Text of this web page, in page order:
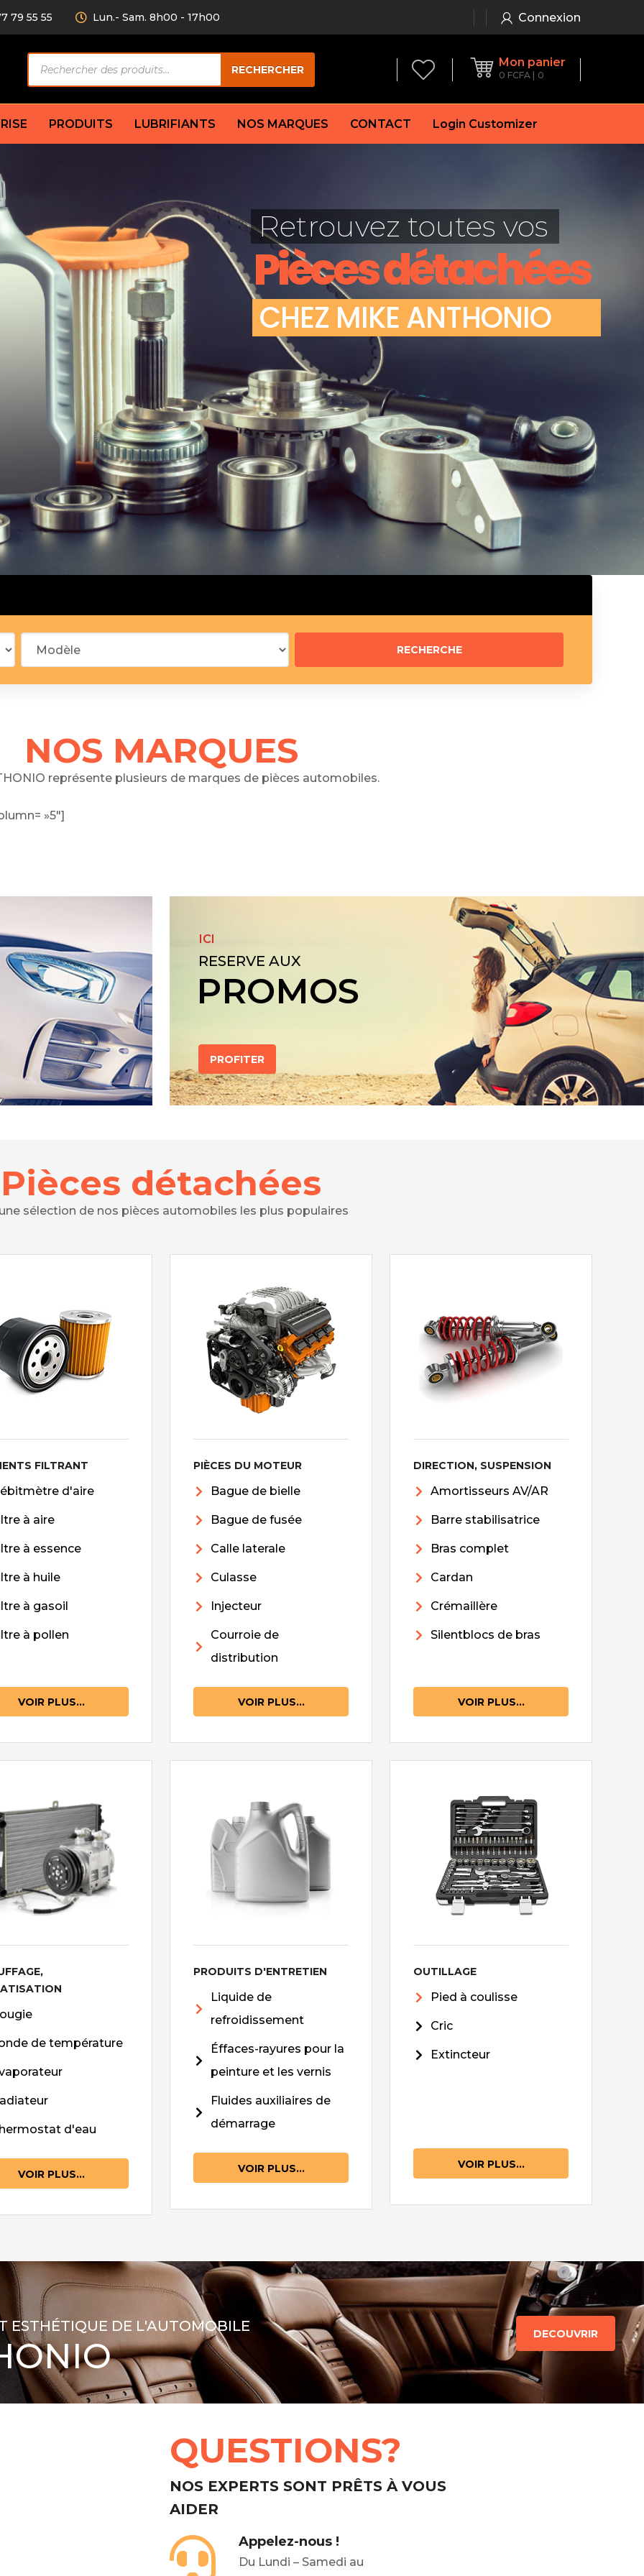
79 55 55 Lun.- Sam. 8h00 - 17h00 Connexion
de
produits
RECHERCHER
Mon panier
0 FCFA 0
AV/AR
amortisseur
Compresseur
Condenseur
Électrovanne
Évaporateur
Mano
Thermostat d’eau
Sonde de température
Garniture
Flexible de frein
Huile de frein
Mâchoires de frein
Jeu de plaquettes de frein
Démarreur
Feu arrière
principal
fusée
distribution
Débitmètre d’aire
Filtre à aire
Filtre à essence
Filtre à huile
Filtre à gasoil
Silencieux arrière
Silencieux central
Butée élastique de silencieux
Raccord de tuyau d’échappement
PRODUITS LUBRIFIANTS NOS MARQUES CONTACT Login Customizer
Pièces détachées
CHEZ MIKEANTHONIO
Retrouvez toutes vos
NOS MARQUES
représente plusieurs de marques de pièces automobiles.
»5″]
ICI
RESERVE AUX
PROMOS
PROFITER
Pièces détachées
sélection de nos pièces automobiles les plus populaires
FILTRANT
d'aire
à aire
à essence
à huile
à gasoil
à pollen
VOIR PLUS...
PIÈCES DU MOTEUR
Bague de bielle
Bague de fusée
Calle laterale
Culasse
Injecteur
Courroie de
distribution
VOIR PLUS...
DIRECTION, SUSPENSION
Amortisseurs AV/AR
Barre stabilisatrice
Bras complet
Cardan
Crémaillère
Silentblocs de bras
VOIR PLUS...
de température
d'eau
VOIR PLUS...
PRODUITS D'ENTRETIEN
Liquide de
refroidissement
Éffaces-rayures pour la
peinture et les vernis
Fluides auxiliaires de
démarrage
VOIR PLUS...
OUTILLAGE
Pied à coulisse
Cric
Extincteur
VOIR PLUS...
ESTHÉTIQUE DE L'AUTOMOBILE DECOUVRIR
QUESTIONS?
NOS EXPERTS SONT PRÊTS À VOUS
AIDER
Appelez-nous !
Du Lundi – Samedi au